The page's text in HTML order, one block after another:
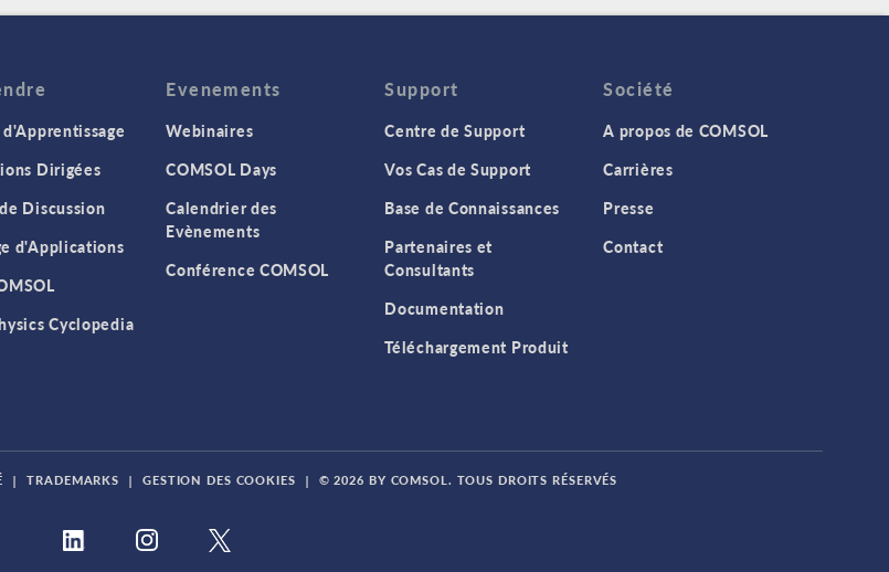
Dirigées
Discussion
d'Applications
Cyclopedia
Evenements
Webinaires
COMSOL Days
Calendrier des
Evènements
Conférence COMSOL
Support
Centre de Support
Vos Cas de Support
Base de Connaissances
Partenaires et
Consultants
Documentation
Téléchargement Produit
Société
A propos de COMSOL
Carrières
Presse
Contact
| TRADEMARKS | GESTION DES COOKIES | © 2026 BY COMSOL. TOUS DROITS RÉSERVÉS